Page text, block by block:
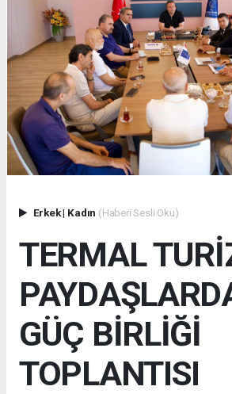
Erkek| Kadın (Haberi Sesli Oku)
TERMAL
GÜÇ BİRLİĞİ
TOPLANTISI